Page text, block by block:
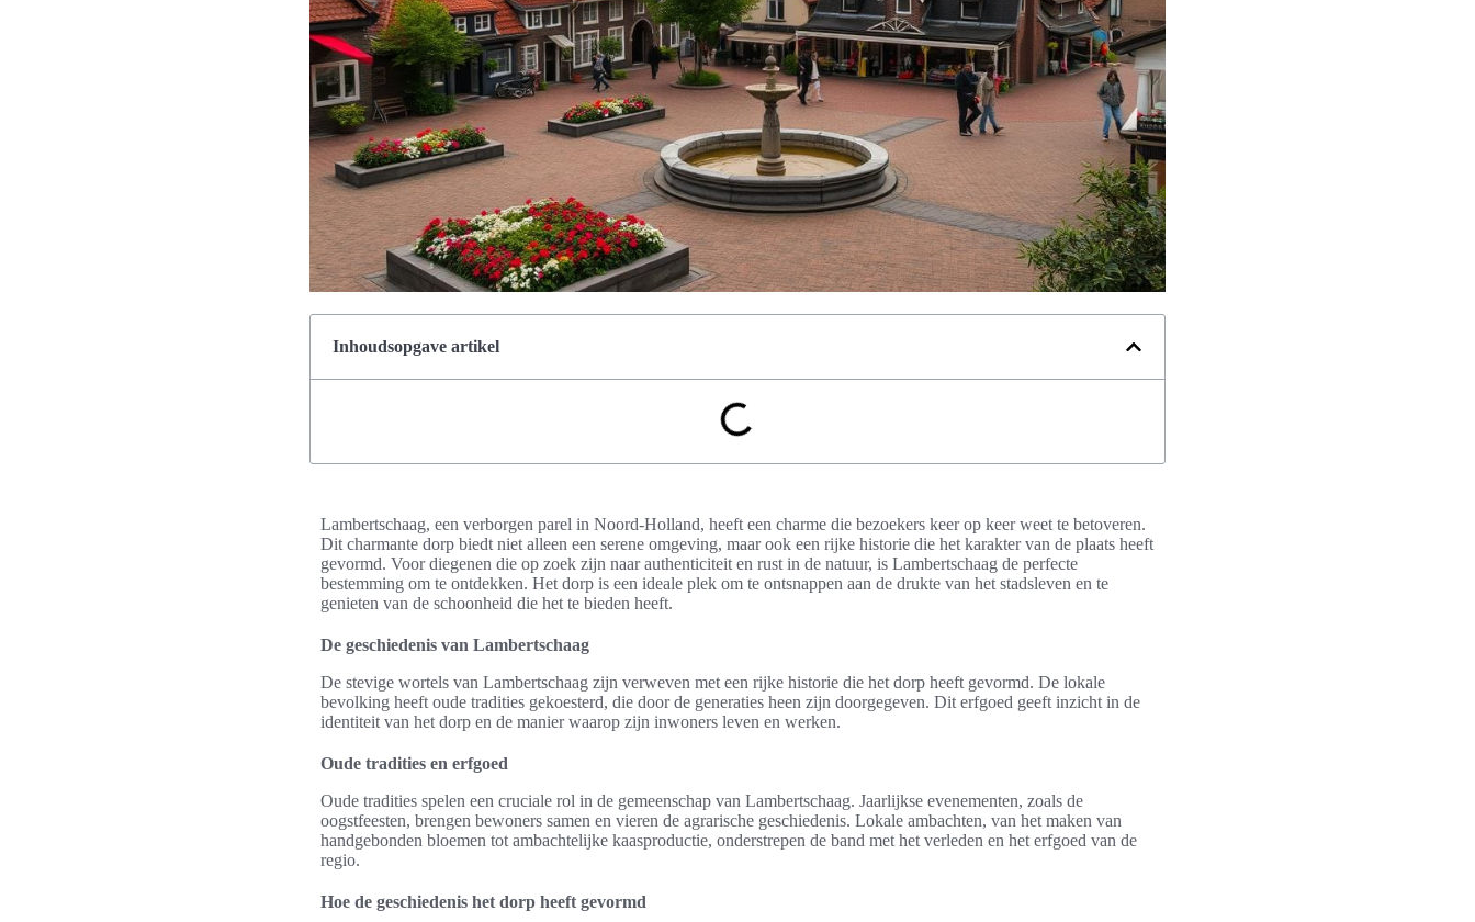
Inhoudsopgave artikel
Lambertschaag, een verborgen parel in Noord-Holland, heeft een charme die bezoekers keer op keer weet te betoveren.
Dit charmante dorp biedt niet alleen een serene omgeving, maar ook een rijke historie die het karakter van de plaats heeft
gevormd. Voor diegenen die op zoek zijn naar authenticiteit en rust in de natuur, is Lambertschaag de perfecte
bestemming om te ontdekken. Het dorp is een ideale plek om te ontsnappen aan de drukte van het stadsleven en te
genieten van de schoonheid die het te bieden heeft.
De geschiedenis van Lambertschaag
De stevige wortels van Lambertschaag zijn verweven met een rijke historie die het dorp heeft gevormd. De lokale
bevolking heeft oude tradities gekoesterd, die door de generaties heen zijn doorgegeven. Dit erfgoed geeft inzicht in de
identiteit van het dorp en de manier waarop zijn inwoners leven en werken.
Oude tradities en erfgoed
Oude tradities spelen een cruciale rol in de gemeenschap van Lambertschaag. Jaarlijkse evenementen, zoals de
oogstfeesten, brengen bewoners samen en vieren de agrarische geschiedenis. Lokale ambachten, van het maken van
handgebonden bloemen tot ambachtelijke kaasproductie, onderstrepen de band met het verleden en het erfgoed van de
regio.
Hoe de geschiedenis het dorp heeft gevormd